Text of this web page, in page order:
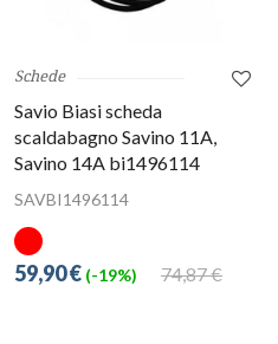
Schede
Savio Biasi scheda
scaldabagno Savino 11A,
Savino 14A bi1496114
SAVBI1496114
74,87 €
59,90 € (-19%)